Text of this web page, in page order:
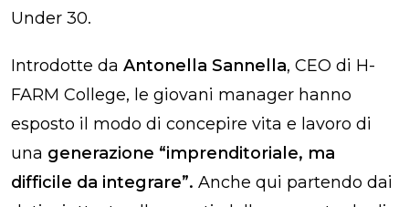
Under 30.
Introdotte da Antonella Sannella, CEO di H-
FARM College, le giovani manager hanno
esposto il modo di concepire vita e lavoro di
una generazione “imprenditoriale, ma
difficile da integrare”. Anche qui partendo dai